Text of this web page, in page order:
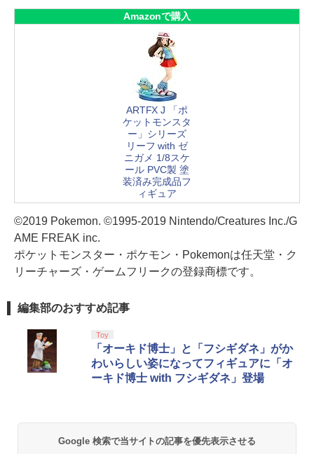
Amazonで購入
ARTFX J 「ポ
ケットモンスタ
ー」シリーズ
リーフ with ゼ
ニガメ 1/8スケ
ール PVC製 塗
装済み完成品フ
ィギュア
©2019 Pokemon. ©1995-2019 Nintendo/Creatures Inc./G
AME FREAK inc.
ポケットモンスター・ポケモン・Pokemonは任天堂・ク
リーチャーズ・ゲームフリークの登録商標です。
編集部のおすすめ記事
Toy
「オーキド博士」と「フシギダネ」がか
わいらしい姿になってフィギュアに「オ
ーキド博士 with フシギダネ」登場
Google 検索で当サイトの記事を優先表示させる